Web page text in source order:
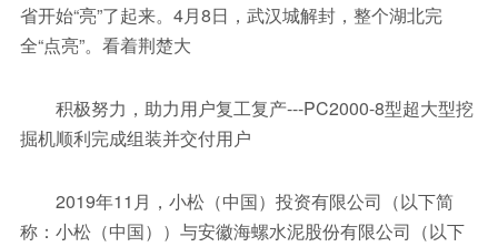
省开始“亮”了起来。4月8日，武汉城解封，整个湖北完
全“点亮”。看着荆楚大
积极努力，助力用户复工复产---PC2000-8型超大型挖
掘机顺利完成组装并交付用户
2019年11月，小松（中国）投资有限公司（以下简
称：小松（中国））与安徽海螺水泥股份有限公司（以下